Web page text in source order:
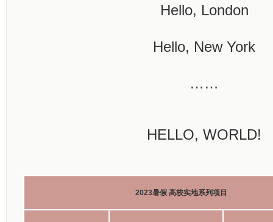
Hello, London
Hello, New York
……
HELLO, WORLD!
2023暑假 高校实地系列项目